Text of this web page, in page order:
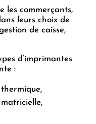
les commerçants,
leurs choix de
de caisse,
d’imprimantes
: